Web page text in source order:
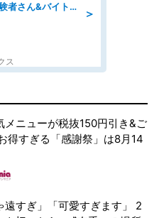
＞
ホールスタッフ/「未経験者さん&バイトデビューも大歓迎」残業ほぼなし×1日3時間〜勤務OK!フォロー体制も充実/広島県/広島市南区
ス
メニューが税抜150円引き&ご
得すぎる「感謝祭」は8月14
遠すぎ」「可愛すぎます」 2